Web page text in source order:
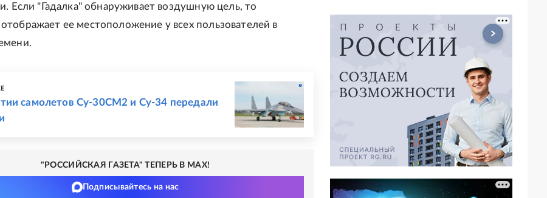
Если "Гадалка" обнаруживает воздушную цель, то
ее местоположение у всех пользователей в
самолетов Су-30СМ2 и Су-34 передали
"РОССИЙСКАЯ ГАЗЕТА" ТЕПЕРЬ В MAX!
Подписывайтесь на нас